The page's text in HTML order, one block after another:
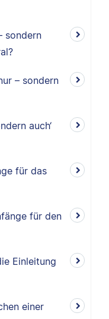
sondern
– sondern
auch‘
für das
für den
Einleitung
einer